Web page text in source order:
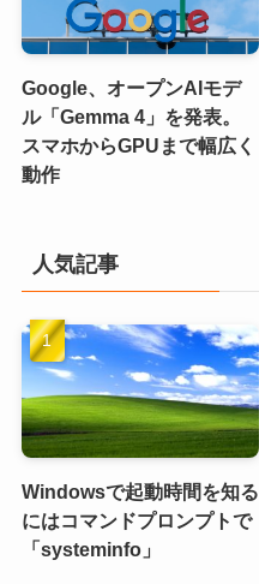
Google、オープンAIモデ
ル「Gemma 4」を発表。
スマホからGPUまで幅広く
動作
人気記事
Windowsで起動時間を知る
にはコマンドプロンプトで
「systeminfo」